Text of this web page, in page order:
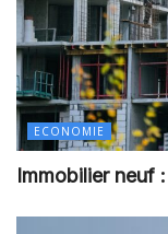
ECONOMIE
Immobilier neuf